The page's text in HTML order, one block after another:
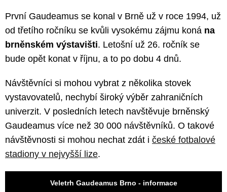
První Gaudeamus se konal v Brně už v roce 1994, už
od třetího ročníku se kvůli vysokému zájmu koná na
brněnském výstavišti. Letošní už 26. ročník se
bude opět konat v říjnu, a to po dobu 4 dnů.
Návštěvníci si mohou vybrat z několika stovek
vystavovatelů, nechybí široký výběr zahraničních
univerzit. V posledních letech navštěvuje brněnský
Gaudeamus více než 30 000 návštěvníků. O takové
návštěvnosti si mohou nechat zdát i české fotbalové
stadiony v nejvyšší lize.
Veletrh Gaudeamus Brno - informace